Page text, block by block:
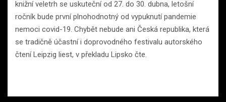
knižní veletrh se uskuteční od 27. do 30. dubna, letošní
ročník bude první plnohodnotný od vypuknutí pandemie
nemoci covid-19. Chybět nebude ani Česká republika, která
se tradičně účastní i doprovodného festivalu autorského
čtení Leipzig liest, v překladu Lipsko čte.